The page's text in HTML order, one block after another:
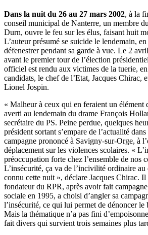
Dans la nuit du 26 au 27 mars 2002, à la
conseil municipal de Nanterre, un membre
Durn, ouvre le feu sur les élus, faisant huit
L’auteur présumé se suicide le lendemain,
défenestrer pendant sa garde à vue. Le 2
avant le premier tour de l’élection
officiel est rendu aux victimes de la tuerie,
candidats, le chef de l’Etat, Jacques Chirac,
Lionel Jospin.
« Malheur à ceux qui en feraient un élément
averti au lendemain du drame François
secrétaire du PS. Peine perdue, quelques
président sortant s’empare de l’actualité
campagne prononcé à Savigny-sur-Orge, à
déplacement sur les violences scolaires. «
préoccupation forte chez l’ensemble de nos
L’insécurité, ça va de l’incivilité ordinaire au
connu cette nuit », déclare Jacques Chirac.
fondateur du RPR, après avoir fait
sociale en 1995, a choisi d’angler sa
l’insécurité, ce qui lui permet de dénoncer
Mais la thématique n’a pas fini
fait divers qui survient trois semaines plus